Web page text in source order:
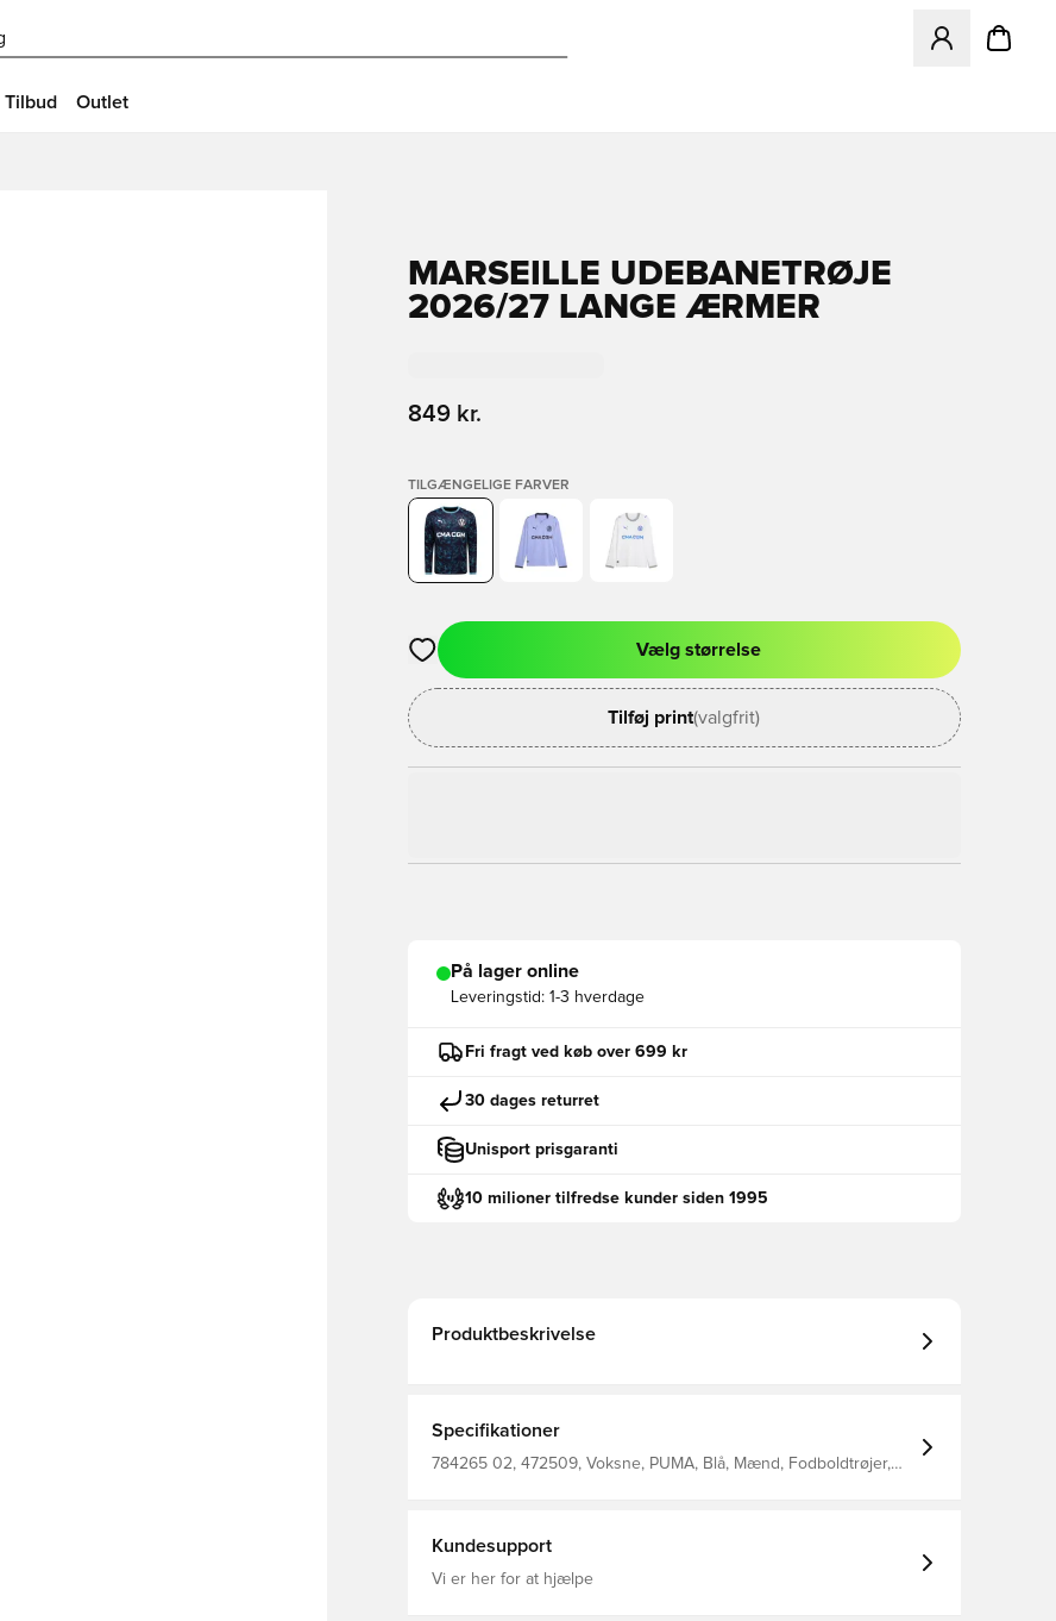
Åbner en
Tilbud Outlet
MARSEILLE UDEBANETRØJE
2026/27 LANGE ÆRMER
849 kr.
TILGÆNGELIGE FARVER
Åbner en Modal til at logge ind eller tilmelde dig som medlem
Vælg størrelse
Tilføj print(valgfrit)
På lager online
Leveringstid: 1-3 hverdage
Fri fragt ved køb over 699 kr
30 dages returret
Unisport prisgaranti
10 milioner tilfredse kunder siden 1995
Produktbeskrivelse
Specifikationer
784265 02, 472509, Voksne, PUMA, Blå, Mænd, Fodboldtrøjer,
Kundesupport
Vi er her for at hjælpe